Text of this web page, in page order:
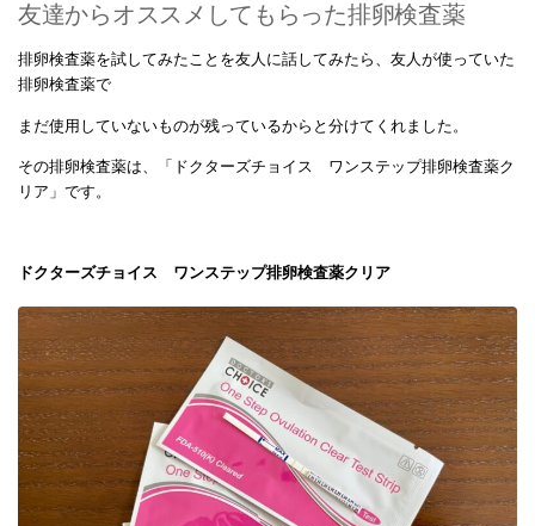
友達からオススメしてもらった排卵検査薬
排卵検査薬を試してみたことを友人に話してみたら、友人が使っていた
排卵検査薬で
まだ使用していないものが残っているからと分けてくれました。
その排卵検査薬は、「ドクターズチョイス ワンステップ排卵検査薬ク
リア」です。
ドクターズチョイス ワンステップ排卵検査薬クリア